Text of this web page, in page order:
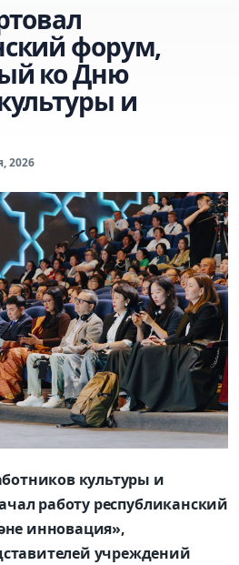
форум,
ко Дню
и
2026
культуры и
работу республиканский
инновация»,
учреждений